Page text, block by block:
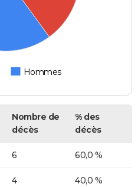
Hommes
Nombre de
décès
% des
décès
6 60,0 %
4 40,0 %